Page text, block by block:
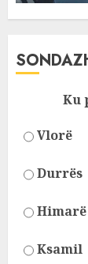
Ku
Vlorë
Durrës
Himarë
Ksamil